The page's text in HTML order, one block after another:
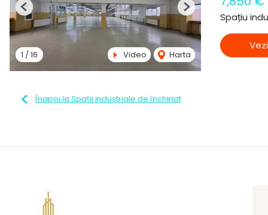
1 /16 Video Harta
Previous Next Spațiu
Înapoi la Spații industriale de închiriat